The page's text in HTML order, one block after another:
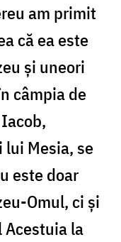
am primit
că ea este
și uneori
câmpia de
Mesia, se
este doar
Omul, ci și
la